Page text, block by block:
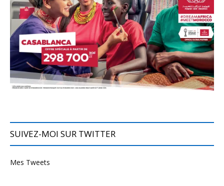
SUIVEZ-MOI SUR TWITTER
Mes Tweets